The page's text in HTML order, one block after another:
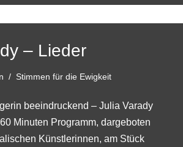
– Lieder
Stimmen für die Ewigkeit
beeindruckend – Julia Varady
Minuten Programm, dargeboten
Künstlerinnen, am Stück